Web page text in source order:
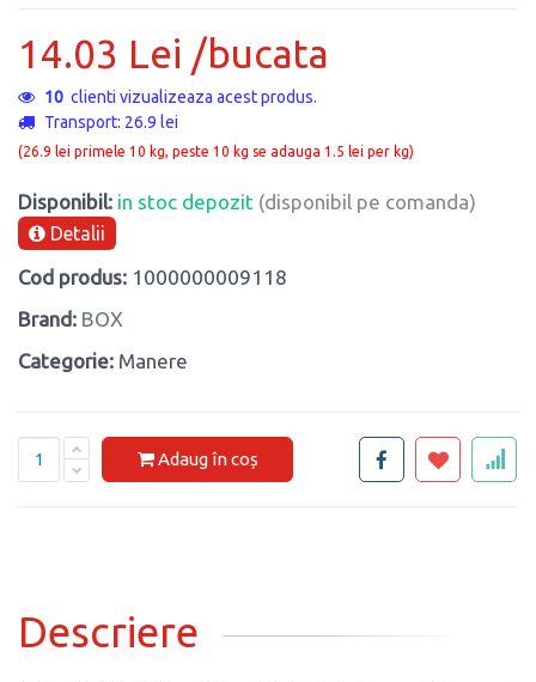
14.03 Lei /bucata
10 clienti vizualizeaza acest produs.
Transport: 26.9 lei
(26.9 lei primele 10 kg, peste 10 kg se adauga 1.5 lei per kg)
Disponibil: in stoc depozit (disponibil pe comanda)
Detalii
Cod produs: 1000000009118
Brand: BOX
Categorie: Manere
Adaug în coș
Descriere